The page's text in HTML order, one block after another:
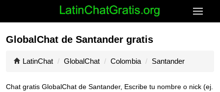
GlobalChat de Santander gratis
LatinChat GlobalChat Colombia Santander
Chat gratis GlobalChat de Santander, Escribe tu nombre o nick (ej.